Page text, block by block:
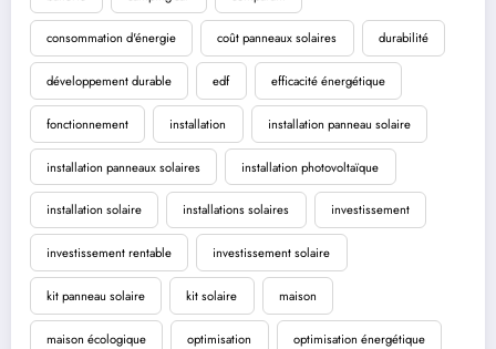
consommation d'énergie coût panneaux solaires durabilité
développement durable edf efficacité énergétique
fonctionnement installation installation panneau solaire
installation panneaux solaires installation photovoltaïque
installation solaire installations solaires investissement
investissement rentable investissement solaire
kit panneau solaire kit solaire maison
maison écologique optimisation optimisation énergétique